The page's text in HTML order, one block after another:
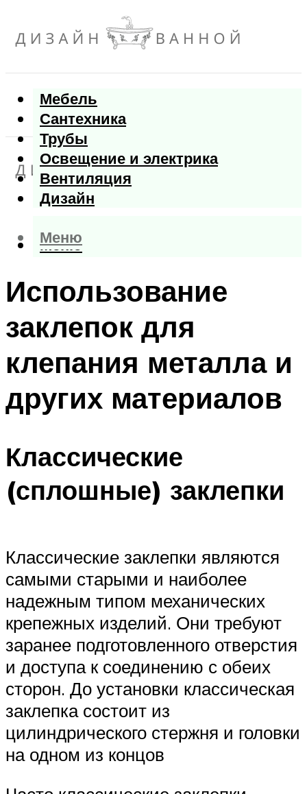
Мебель
Сантехника
Трубы
Освещение и электрика
Вентиляция
Дизайн
Меню
Меню
Использование
заклепок для
клепания металла и
других материалов
Классические
(сплошные) заклепки
Классические заклепки являются
самыми старыми и наиболее
надежным типом механических
крепежных изделий. Они требуют
заранее подготовленного отверстия
и доступа к соединению с обеих
сторон. До установки классическая
заклепка состоит из
цилиндрического стержня и головки
на одном из концов